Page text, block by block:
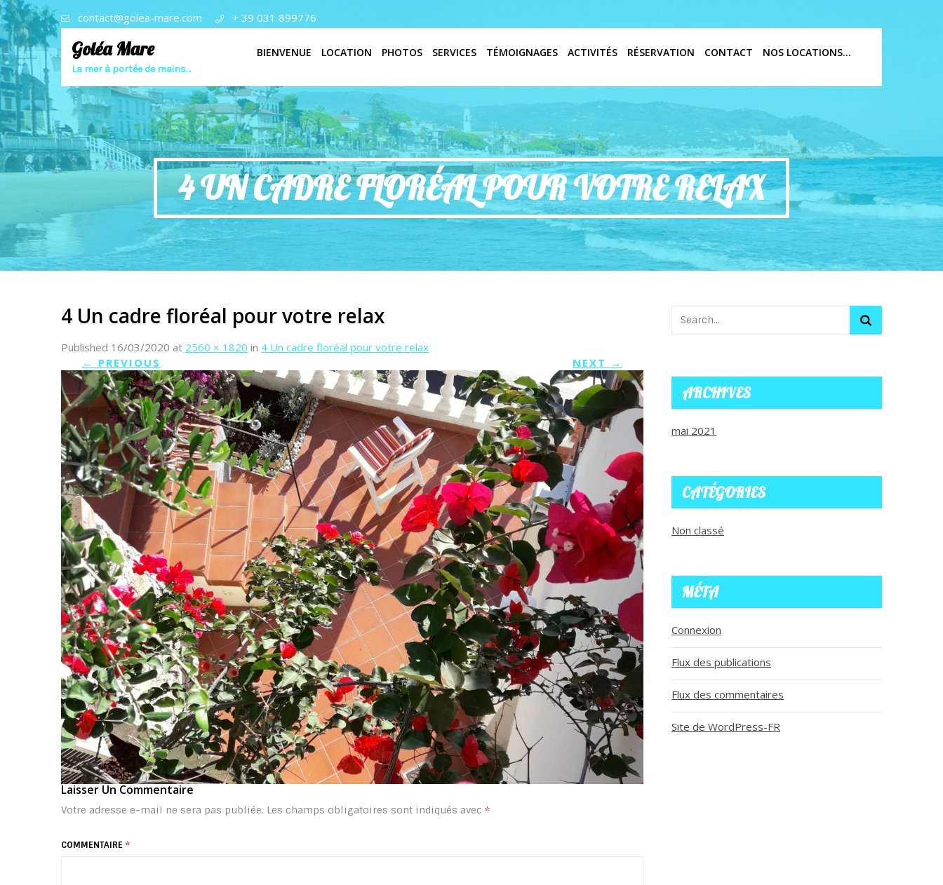
contact@golea-mare.com + 39 031 899776
Goléa Mare
La mer à portée de mains…
BIENVENUE LOCATION PHOTOS SERVICES TÉMOIGNAGES ACTIVITÉS RÉSERVATION CONTACT NOS LOCATIONS…
4 UN CADRE FLORÉAL POUR VOTRE RELAX
4 Un cadre floréal pour votre relax
Published 16/03/2020 at 2560 × 1820 in 4 Un cadre floréal pour votre relax
← PREVIOUS NEXT →
Laisser Un Commentaire
Votre adresse e-mail ne sera pas publiée. Les champs obligatoires sont indiqués avec *
COMMENTAIRE *
ARCHIVES
mai 2021
CATÉGORIES
Non classé
MÉTA
Connexion
Flux des publications
Flux des commentaires
Site de WordPress-FR